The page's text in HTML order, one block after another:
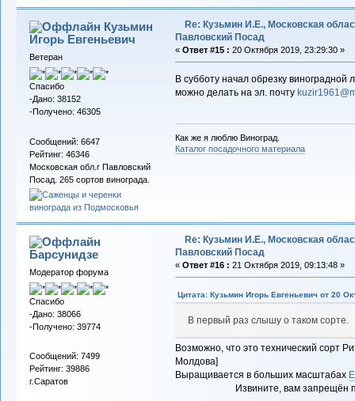
Кузьмин
Игорь Евгеньевич
Ветеран
Спасибо
-Дано: 38152
-Получено: 46305
Сообщений: 6647
Рейтинг: 46346
Московская обл.г Павловский
Посад. 265 сортов винограда.
Re: Кузьмин И.Е., Московская
Павловский Посад
« Ответ #15 : 20 Октября 2019, 23:29:30 »
В субботу начал обрезку
можно делать на эл. почту
Как же я люблю Виноград.
Каталог посадочного материала
Барсунидзе
Модератор форума
Спасибо
-Дано: 38066
-Получено: 39774
Сообщений: 7499
Рейтинг: 39886
г.Саратов
Re: Кузьмин И.Е., Московская
Павловский Посад
« Ответ #16 : 21 Октября 2019, 09:13:48 »
Цитата: Кузьмин Игорь Евгеньевич от 20
В первый раз слышу о таком сорте.
Возможно, что это технический сорт
Молдова]
Выращивается в больших масштабах
Извините, вам запрещён